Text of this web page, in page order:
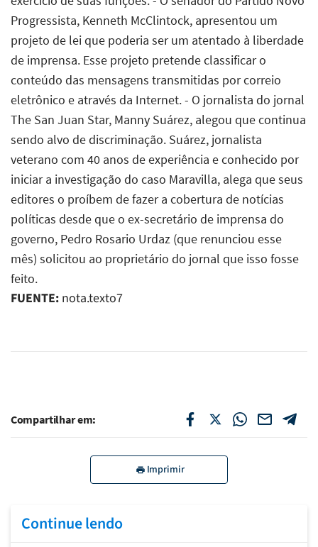
Progressista, Kenneth McClintock, apresentou um
projeto de lei que poderia ser um atentado à liberdade
de imprensa. Esse projeto pretende classificar o
conteúdo das mensagens transmitidas por correio
eletrônico e através da Internet. - O jornalista do jornal
The San Juan Star, Manny Suárez, alegou que continua
sendo alvo de discriminação. Suárez, jornalista
veterano com 40 anos de experiência e conhecido por
iniciar a investigação do caso Maravilla, alega que seus
editores o proíbem de fazer a cobertura de notícias
políticas desde que o ex-secretário de imprensa do
governo, Pedro Rosario Urdaz (que renunciou esse
mês) solicitou ao proprietário do jornal que isso fosse
feito.
FUENTE: nota.texto7
Compartilhar em:
Imprimir
Continue lendo